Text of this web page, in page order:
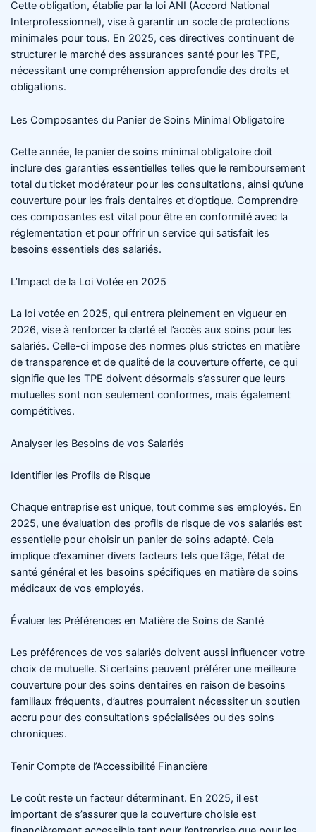
Cette obligation, établie par la loi ANI (Accord National
Interprofessionnel), vise à garantir un socle de protections
minimales pour tous. En 2025, ces directives continuent de
structurer le marché des assurances santé pour les TPE,
nécessitant une compréhension approfondie des droits et
obligations.
Les Composantes du Panier de Soins Minimal Obligatoire
Cette année, le panier de soins minimal obligatoire doit
inclure des garanties essentielles telles que le remboursement
total du ticket modérateur pour les consultations, ainsi qu’une
couverture pour les frais dentaires et d’optique. Comprendre
ces composantes est vital pour être en conformité avec la
réglementation et pour offrir un service qui satisfait les
besoins essentiels des salariés.
L’Impact de la Loi Votée en 2025
La loi votée en 2025, qui entrera pleinement en vigueur en
2026, vise à renforcer la clarté et l’accès aux soins pour les
salariés. Celle-ci impose des normes plus strictes en matière
de transparence et de qualité de la couverture offerte, ce qui
signifie que les TPE doivent désormais s’assurer que leurs
mutuelles sont non seulement conformes, mais également
compétitives.
Analyser les Besoins de vos Salariés
Identifier les Profils de Risque
Chaque entreprise est unique, tout comme ses employés. En
2025, une évaluation des profils de risque de vos salariés est
essentielle pour choisir un panier de soins adapté. Cela
implique d’examiner divers facteurs tels que l’âge, l’état de
santé général et les besoins spécifiques en matière de soins
médicaux de vos employés.
Évaluer les Préférences en Matière de Soins de Santé
Les préférences de vos salariés doivent aussi influencer votre
choix de mutuelle. Si certains peuvent préférer une meilleure
couverture pour des soins dentaires en raison de besoins
familiaux fréquents, d’autres pourraient nécessiter un soutien
accru pour des consultations spécialisées ou des soins
chroniques.
Tenir Compte de l’Accessibilité Financière
Le coût reste un facteur déterminant. En 2025, il est
important de s’assurer que la couverture choisie est